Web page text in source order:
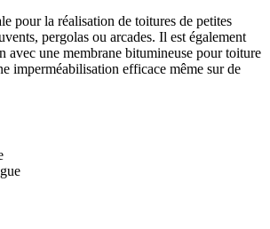
pour la réalisation de toitures de petites
pergolas ou arcades. Il est également
avec une membrane bitumineuse pour toiture
imperméabilisation efficace même sur de